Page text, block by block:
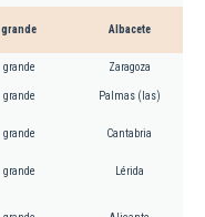
grande Albacete
grande Zaragoza
grande Palmas (las)
grande Cantabria
grande Lérida